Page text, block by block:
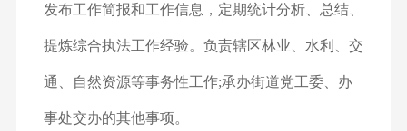
发布工作简报和工作信息，定期统计分析、总结、
提炼综合执法工作经验。负责辖区林业、水利、交
通、自然资源等事务性工作;承办街道党工委、办
事处交办的其他事项。